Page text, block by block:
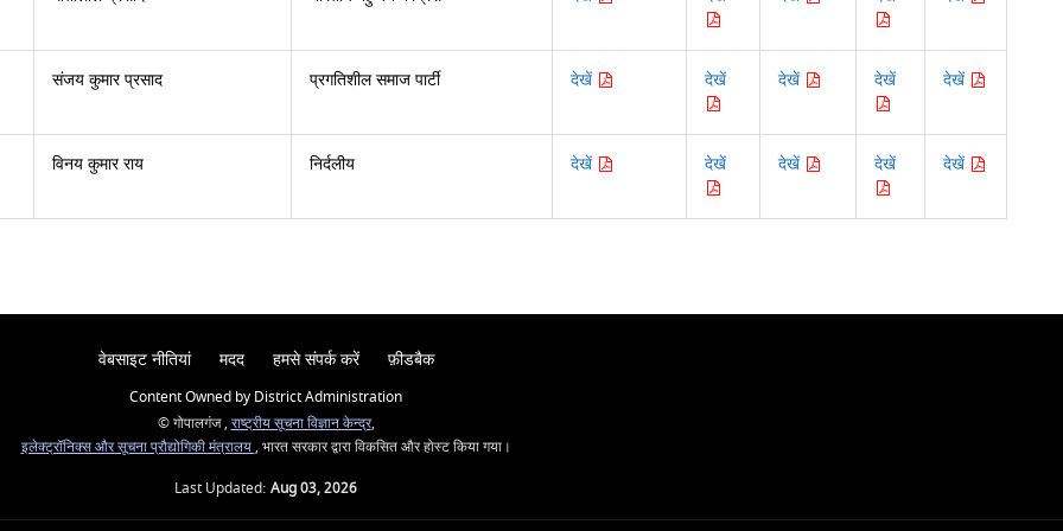
संजय कुमार प्रसाद प्रगतिशील समाज पार्टी देखें देखें देखें देखें देखें
विनय कुमार राय निर्दलीय देखें देखें देखें देखें देखें
वेबसाइट नीतियां मदद हमसे संपर्क करें फ़ीडबैक
Content Owned by District Administration
© गोपालगंज , राष्ट्रीय सूचना विज्ञान केन्द्र,
इलेक्ट्रॉनिक्स और सूचना प्रौद्योगिकी मंत्रालय, भारत सरकार द्वारा विकसित और होस्ट किया गया।
Last Updated: Aug 03, 2026